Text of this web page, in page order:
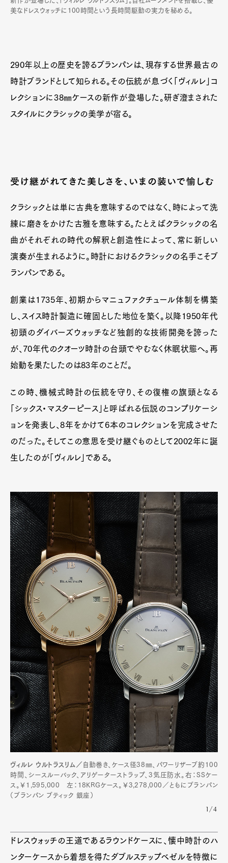
美なドレスウォッチに100時間という長時間駆動の実力を秘める。
290年以上の歴史を誇るブランパンは、現存する世界最古の
時計ブランドとして知られる。その伝統が息づく「ヴィルレ」コ
レクションに38㎜ケースの新作が登場した。研ぎ澄まされた
スタイルにクラシックの美学が宿る。
受け継がれてきた美しさを、いまの装いで愉しむ
クラシックとは単に古典を意味するのではなく、時によって洗
練に磨きをかけた古雅を意味する。たとえばクラシックの名
曲がそれぞれの時代の解釈と創造性によって、常に新しい
演奏が生まれるように。時計におけるクラシックの名手こそブ
ランパンである。
創業は1735年、初期からマニュファクチュール体制を構築
し、スイス時計製造に確固とした地位を築く。以降1950年代
初頭のダイバーズウォッチなど独創的な技術開発を誇った
が、70年代のクオーツ時計の台頭でやむなく休眠状態へ。再
始動を果たしたのは83年のことだ。
この時、機械式時計の伝統を守り、その復権の旗頭となる
「シックス・マスターピース」と呼ばれる伝説のコンプリケーシ
ョンを発表し、8年をかけて6本のコレクションを完成させた
のだった。そしてこの意思を受け継ぐものとして2002年に誕
生したのが「ヴィルレ」である。
ヴィルレ ウルトラスリム／ 自動巻き、ケース径38㎜、パワーリザーブ約100
時間、シースルーバック、アリゲーターストラップ、3気圧防水。右：SSケー
ス。￥1,595,000 左：18KRGケース。￥3,278,000／ともにブランパン
（ブランパン ブティック 銀座）
1/4
ドレスウォッチの王道であるラウンドケースに、懐中時計のハ
ンターケースから着想を得たダブルステップベゼルを特徴に